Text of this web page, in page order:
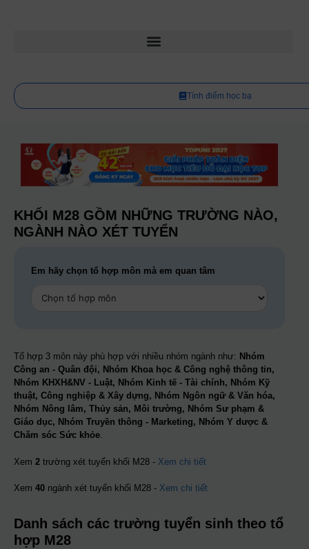
Tính điểm học bạ
KHỐI M28 GỒM NHỮNG TRƯỜNG NÀO,
NGÀNH NÀO XÉT TUYỂN
Em hãy chọn tổ hợp môn mà em quan tâm
Tổ hợp 3 môn này phù hợp với nhiều nhóm ngành như: Nhóm
Công an - Quân đội, Nhóm Khoa học & Công nghệ thông tin,
Nhóm KHXH&NV - Luật, Nhóm Kinh tế - Tài chính, Nhóm Kỹ
thuật, Công nghiệp & Xây dựng, Nhóm Ngôn ngữ & Văn hóa,
Nhóm Nông lâm, Thủy sản, Môi trường, Nhóm Sư phạm &
Giáo dục, Nhóm Truyền thông - Marketing, Nhóm Y dược &
Chăm sóc Sức khỏe.
Xem 2 trường xét tuyển khối M28 - Xem chi tiết
Xem 40 ngành xét tuyển khối M28 - Xem chi tiết
Danh sách các trường tuyển sinh theo tổ
hợp M28